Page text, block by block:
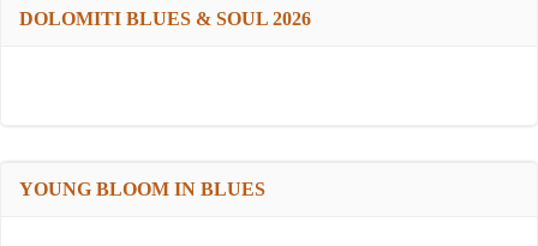
DOLOMITI BLUES & SOUL 2026
YOUNG BLOOM IN BLUES